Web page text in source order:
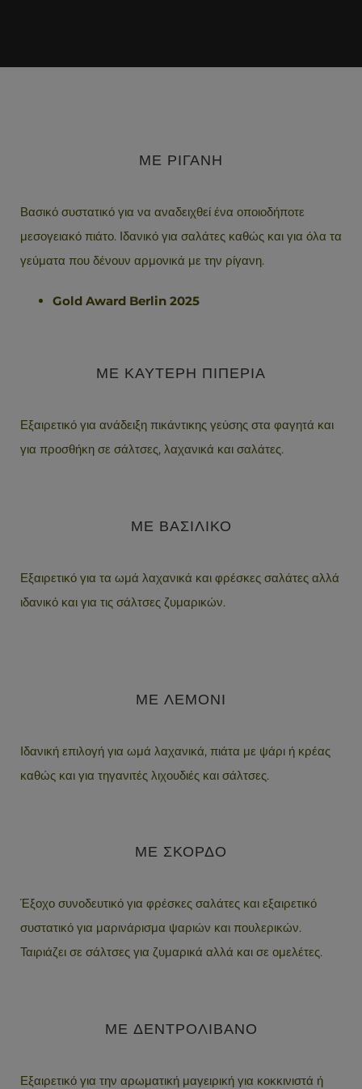
ΜΕ ΡΙΓΑΝΗ
Βασικό συστατικό για να αναδειχθεί ένα οποιοδήποτε
μεσογειακό πιάτο. Ιδανικό για σαλάτες καθώς και για όλα τα
γεύματα που δένουν αρμονικά με την ρίγανη.
Gold Award Berlin 2025
ΜΕ ΚΑΥΤΕΡΗ ΠΙΠΕΡΙΑ
Εξαιρετικό για ανάδειξη πικάντικης γεύσης στα φαγητά και
για προσθήκη σε σάλτσες, λαχανικά και σαλάτες.
ΜΕ ΒΑΣΙΛΙΚΟ
Εξαιρετικό για τα ωμά λαχανικά και φρέσκες σαλάτες αλλά
ιδανικό και για τις σάλτσες ζυμαρικών.
ΜΕ ΛΕΜΟΝΙ
Ιδανική επιλογή για ωμά λαχανικά, πιάτα με ψάρι ή κρέας
καθώς και για τηγανιτές λιχουδιές και σάλτσες.
ΜΕ ΣΚΟΡΔΟ
Έξοχο συνοδευτικό για φρέσκες σαλάτες και εξαιρετικό
συστατικό για μαρινάρισμα ψαριών και πουλερικών.
Ταιριάζει σε σάλτσες για ζυμαρικά αλλά και σε ομελέτες.
ΜΕ ΔΕΝΤΡΟΛΙΒΑΝΟ
Εξαιρετικό για την αρωματική μαγειρική για κοκκινιστά ή